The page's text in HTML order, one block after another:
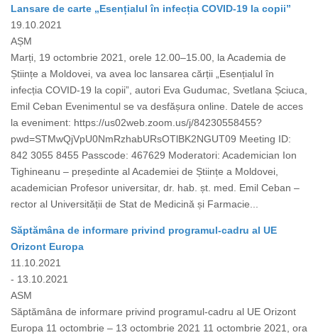
Lansare de carte „Esențialul în infecția COVID-19 la copii”
19.10.2021
AȘM
Marți, 19 octombrie 2021, orele 12.00–15.00, la Academia de
Științe a Moldovei, va avea loc lansarea cărții „Esențialul în
infecția COVID-19 la copii”, autori Eva Gudumac, Svetlana Șciuca,
Emil Ceban Evenimentul se va desfășura online. Datele de acces
la eveniment: https://us02web.zoom.us/j/84230558455?
pwd=STMwQjVpU0NmRzhabURsOTlBK2NGUT09 Meeting ID:
842 3055 8455 Passcode: 467629 Moderatori: Academician Ion
Tighineanu – președinte al Academiei de Științe a Moldovei,
academician Profesor universitar, dr. hab. șt. med. Emil Ceban –
rector al Universității de Stat de Medicină și Farmacie...
Săptămâna de informare privind programul-cadru al UE
Orizont Europa
11.10.2021
- 13.10.2021
ASM
Săptămâna de informare privind programul-cadru al UE Orizont
Europa 11 octombrie – 13 octombrie 2021 11 octombrie 2021, ora